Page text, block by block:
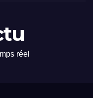
réel